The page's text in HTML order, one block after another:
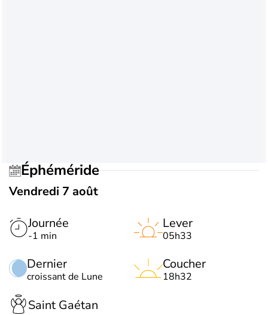
Éphéméride
Vendredi 7 août
Journée
-1 min
Dernier
croissant de Lune
Lever
05h33
Coucher
18h32
Saint Gaétan